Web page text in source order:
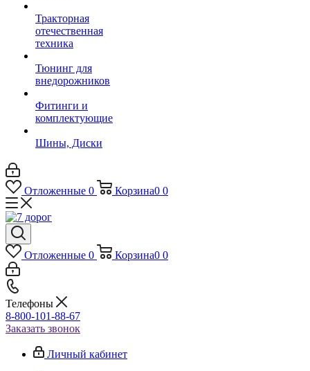
Тракторная
отечественная
техника
Тюнинг для
внедорожников
Фитинги и
комплектующие
Шины, Диски
Отложенные 0 Корзина0 0
Отложенные 0 Корзина0 0
Телефоны
8-800-101-88-67
Заказать звонок
Личный кабинет